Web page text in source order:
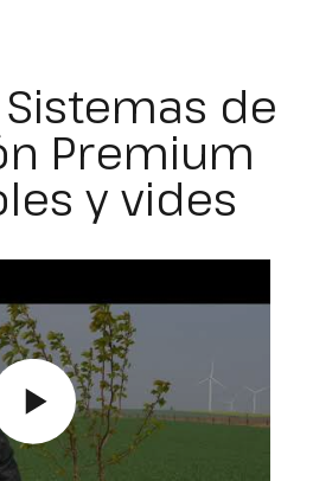
de
Premium
y vides